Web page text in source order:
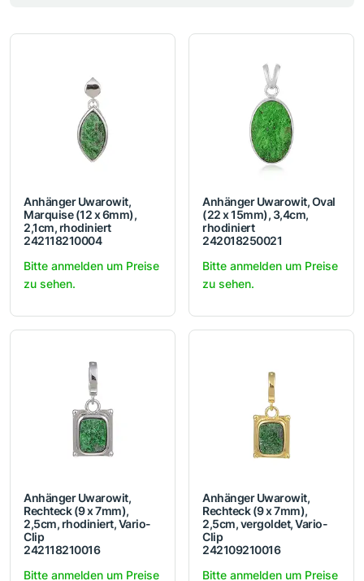
Anhänger Uwarowit,
Marquise (12 x 6mm),
2,1cm, rhodiniert
242118210004
Bitte anmelden um Preise
zu sehen.
Anhänger Uwarowit, Oval
(22 x 15mm), 3,4cm,
rhodiniert
242018250021
Bitte anmelden um Preise
zu sehen.
Anhänger Uwarowit,
Rechteck (9 x 7mm),
2,5cm, rhodiniert, Vario-
Clip
242118210016
Bitte anmelden um Preise
Anhänger Uwarowit,
Rechteck (9 x 7mm),
2,5cm, vergoldet, Vario-
Clip
242109210016
Bitte anmelden um Preise